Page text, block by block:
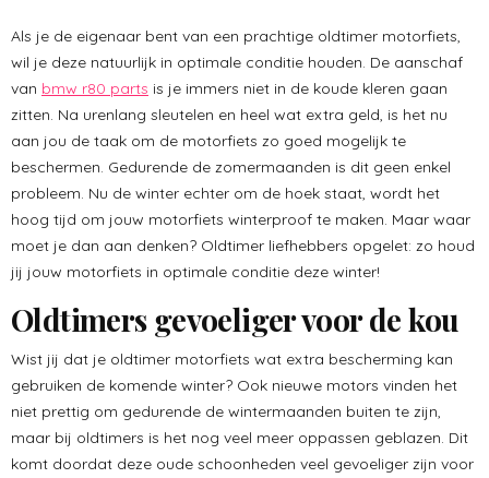
Als je de eigenaar bent van een prachtige oldtimer motorfiets,
wil je deze natuurlijk in optimale conditie houden. De aanschaf
van bmw r80 parts is je immers niet in de koude kleren gaan
zitten. Na urenlang sleutelen en heel wat extra geld, is het nu
aan jou de taak om de motorfiets zo goed mogelijk te
beschermen. Gedurende de zomermaanden is dit geen enkel
probleem. Nu de winter echter om de hoek staat, wordt het
hoog tijd om jouw motorfiets winterproof te maken. Maar waar
moet je dan aan denken? Oldtimer liefhebbers opgelet: zo houd
jij jouw motorfiets in optimale conditie deze winter!
Oldtimers gevoeliger voor de kou
Wist jij dat je oldtimer motorfiets wat extra bescherming kan
gebruiken de komende winter? Ook nieuwe motors vinden het
niet prettig om gedurende de wintermaanden buiten te zijn,
maar bij oldtimers is het nog veel meer oppassen geblazen. Dit
komt doordat deze oude schoonheden veel gevoeliger zijn voor